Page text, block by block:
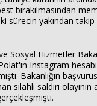
bırakılmasından
sürecin yakından
Sosyal Hizmetler
'ın Instagram
Bakanlığın
silahlı saldırı olayının